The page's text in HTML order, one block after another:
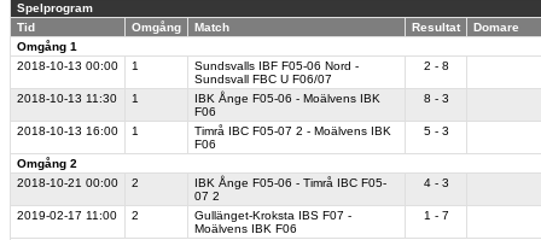
Spelprogram
Tid
Omgång Match Resultat Domare
Omgång 1
2018-10-13 00:00 1
Sundsvalls IBF F05-06 Nord -
Sundsvall FBC U F06/07
2 - 8
2018-10-13 11:30 1
IBK Ånge F05-06 - Moälvens IBK
F06
8 - 3
2018-10-13 16:00 1
Timrå IBC F05-07 2 - Moälvens IBK
F06
5 - 3
Omgång 2
2018-10-21 00:00 2
IBK Ånge F05-06 - Timrå IBC F05-
07 2
4 - 3
2019-02-17 11:00 2
Gullänget-Kroksta IBS F07 -
Moälvens IBK F06
1 - 7